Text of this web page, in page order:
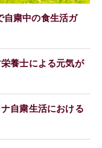
自粛中の食生活ガ
養士による元気が
自粛生活における